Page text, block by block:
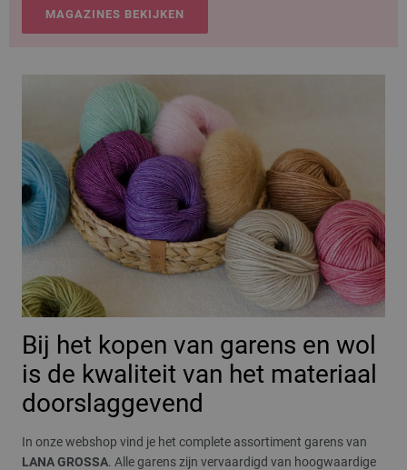
MAGAZINES BEKIJKEN
Bij het kopen van garens en wol
is de kwaliteit van het materiaal
doorslaggevend
In onze webshop vind je het complete assortiment garens van
LANA GROSSA. Alle garens zijn vervaardigd van hoogwaardige